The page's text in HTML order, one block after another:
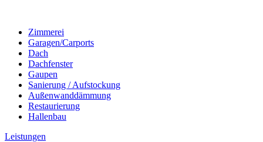
Zimmerei
Garagen/Carports
Dach
Dachfenster
Gaupen
Sanierung / Aufstockung
Außenwanddämmung
Restaurierung
Hallenbau
Leistungen